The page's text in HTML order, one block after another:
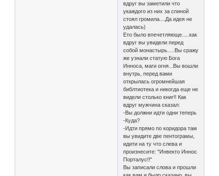
вдруг вы заметили что
укаждого из них за спиной
стоял громила....Да идея не
удалась)
Ето было впечетляюще.....как
вдруг вы увидели перед
собой монастырь.....Вы сражу
же узнали статую Бога
Инноса, маги огня...Вы вошли
внутрь, перед вами
открылась огромнейшая
библтиотека и никогда еще не
видели столько книг!! Как
вдруг мужчина сказал:
-Вы должни идти одни теперь
-Куда?
-Идти прямо по коридора там
вы увидите две пентограмы,
идити на ту что слева и
произнесите: "Инвекто Иннос
Порталус!!"
Вы записали слова и прошли